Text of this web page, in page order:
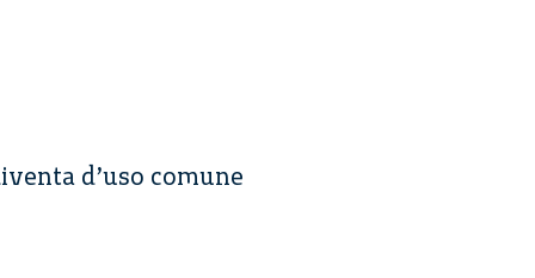
d’uso comune